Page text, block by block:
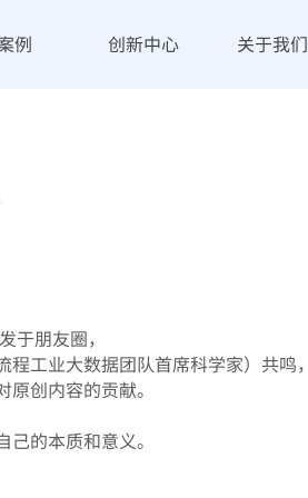
例 创新中心 关于我们
朋友圈，
工业大数据团队首席科学家）共鸣，
创内容的贡献。
的本质和意义‌。